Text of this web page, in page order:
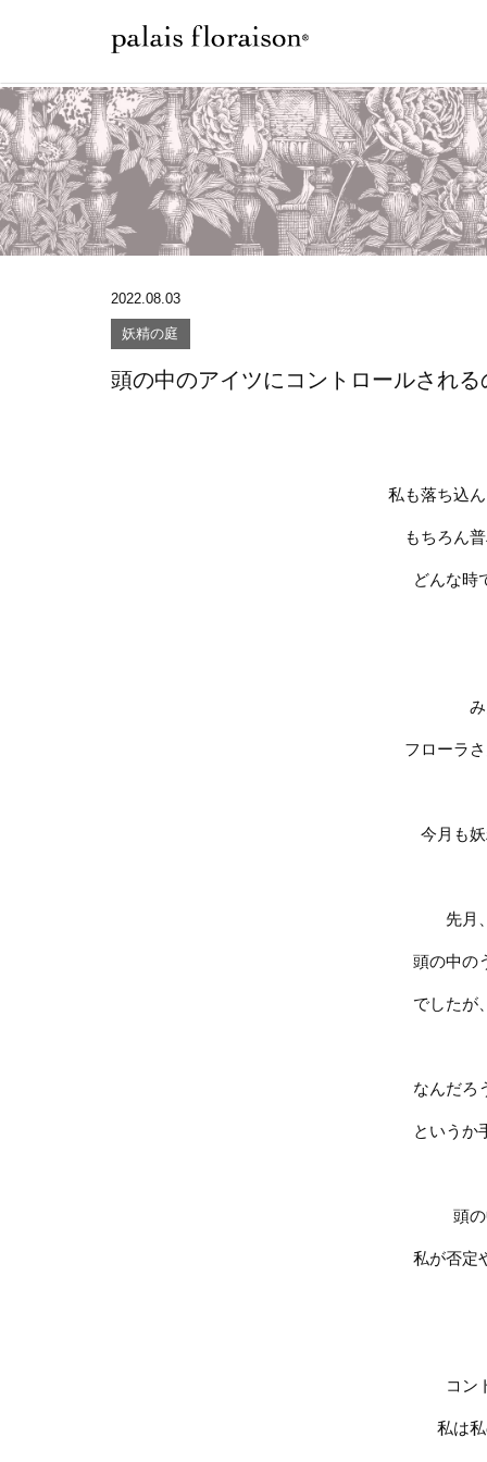
2022.08.03
妖精の庭
頭の中のアイツにコントロールされ
私も落ち込
もちろん
どんな時
フローラ
今月も
先月
頭の中の
でしたが
なんだろ
というか
頭
私が否定
コン
私は